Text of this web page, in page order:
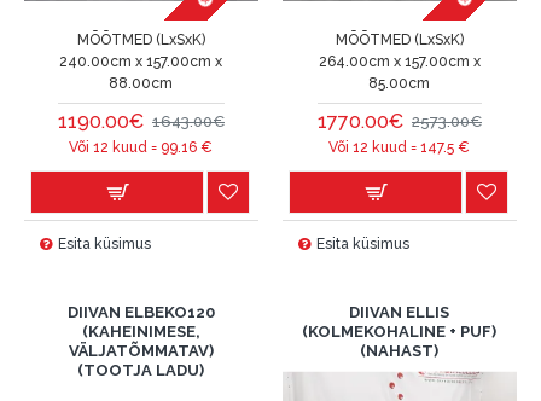
MÕÕTMED (LxSxK)
240.00cm x 157.00cm x
88.00cm
1190.00€ 1643.00€
Või 12 kuud = 99.16 €
Esita küsimus
MÕÕTMED (LxSxK)
264.00cm x 157.00cm x
85.00cm
1770.00€ 2573.00€
Või 12 kuud =147.5 €
Esita küsimus
DIIVAN ELBEKO120
(KAHEINIMESE,
VÄLJATÕMMATAV)
(TOOTJA LADU)
DIIVAN ELLIS
(KOLMEKOHALINE + PUF)
(NAHAST)